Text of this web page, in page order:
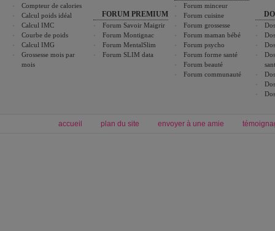
Compteur de calories
Calcul poids idéal
Calcul IMC
Courbe de poids
Calcul IMG
Grossesse mois par
mois
FORUM PREMIUM
Forum Savoir Maigrir
Forum Montignac
Forum MentalSlim
Forum SLIM data
Forum minceur
Forum cuisine
Forum grossesse
Forum maman bébé
Forum psycho
Forum forme santé
Forum beauté
Forum communauté
accueil plan du site envoyer à une amie